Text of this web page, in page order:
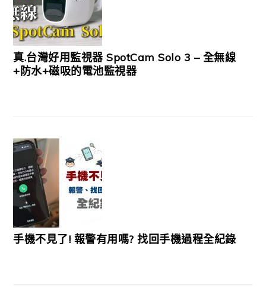
真.台灣好用監視器 SpotCam Solo 3 – 全無線
+防水+磁吸的電池監視器
手機不見了! 報警有用嗎? 找回手機過程全紀錄